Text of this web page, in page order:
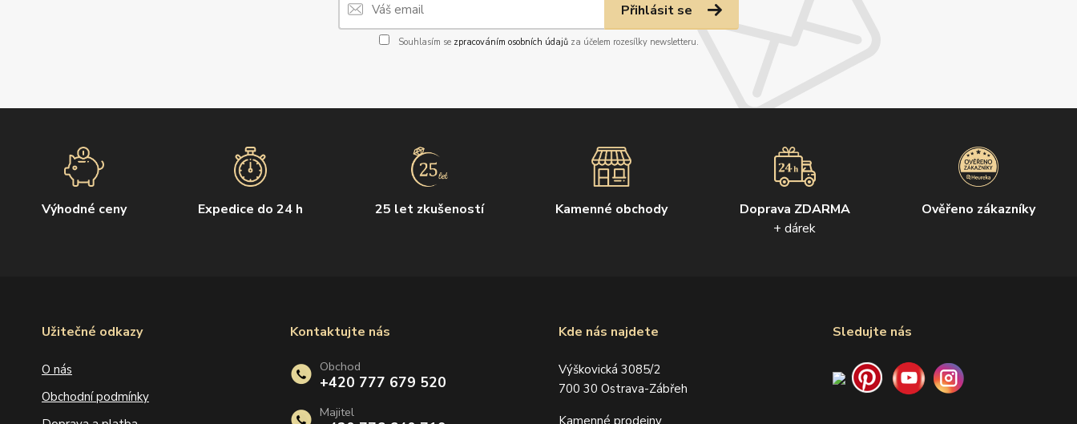
Přihlásit se
Souhlasím se zpracováním osobních údajůza účelem rozesílky newsletteru.
Výhodné ceny Expedice do 24 h 25 let zkušeností Kamenné obchody
Doprava ZDARMA
+ dárek
Ověřeno zákazníky
Užitečné odkazy
O nás
Obchodní podmínky
Kde nás najdete
Výškovická 3085/2
700 30 Ostrava-Zábřeh
Kamenné prodejny
Sledujte nás
Kontaktujte nás
Obchod
+420 777 679 520
Majitel